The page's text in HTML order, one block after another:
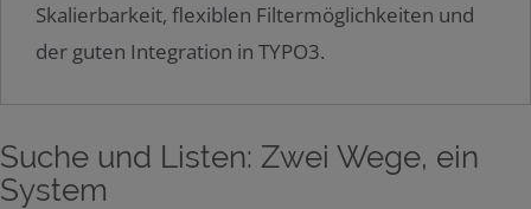
Skalierbarkeit, flexiblen Filtermöglichkeiten und
der guten Integration in TYPO3.
Suche und Listen: Zwei Wege, ein
System